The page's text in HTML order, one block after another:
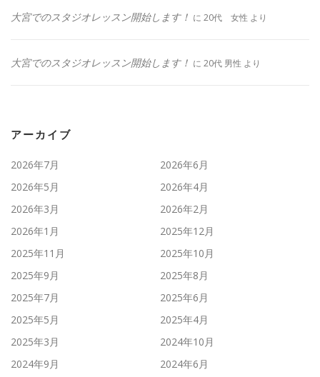
大宮でのスタジオレッスン開始します！ に 20代 女性 より
大宮でのスタジオレッスン開始します！ に 20代 男性 より
アーカイブ
2026年7月
2026年6月
2026年5月
2026年4月
2026年3月
2026年2月
2026年1月
2025年12月
2025年11月
2025年10月
2025年9月
2025年8月
2025年7月
2025年6月
2025年5月
2025年4月
2025年3月
2024年10月
2024年9月
2024年6月